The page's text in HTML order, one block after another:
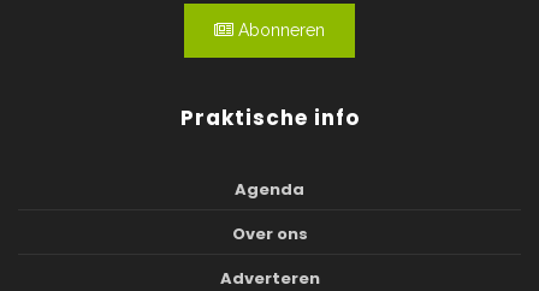
Abonneren
Praktische info
Agenda
Over ons
Adverteren